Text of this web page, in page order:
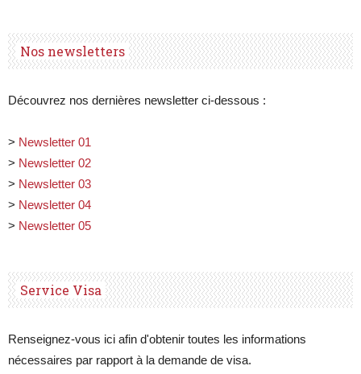
Nos newsletters
Découvrez nos dernières newsletter ci-dessous :
> Newsletter 01
> Newsletter 02
> Newsletter 03
> Newsletter 04
> Newsletter 05
Service Visa
Renseignez-vous ici afin d'obtenir toutes les informations
nécessaires par rapport à la demande de visa.